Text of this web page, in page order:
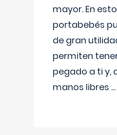
mayor. En
portabebés
de gran
permiten
pegado a ti y,
manos libres ...